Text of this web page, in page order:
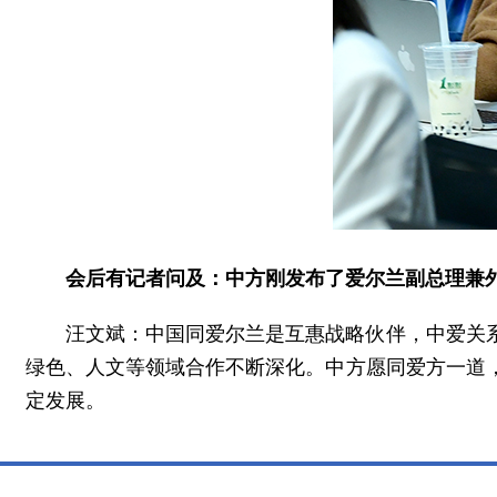
会后有记者问及：中方刚发布了爱尔兰副总理
汪文斌：中国同爱尔兰是互惠战略伙伴，中爱
绿色、人文等领域合作不断深化。中方愿同爱方一
定发展。